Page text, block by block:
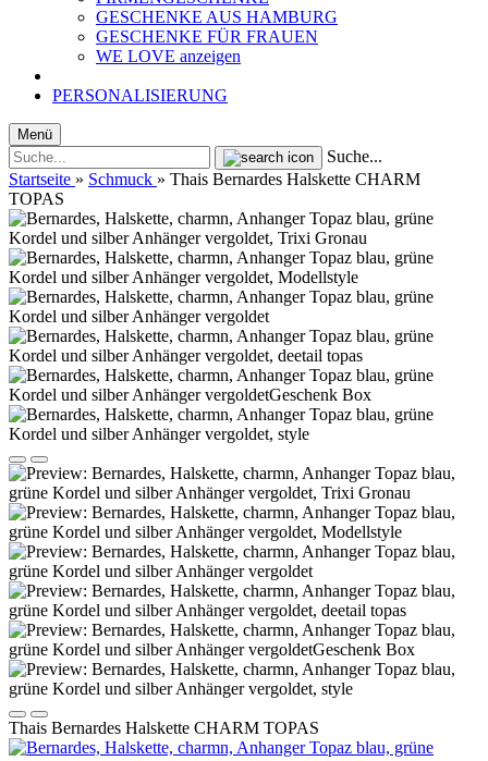
GESCHENKE AUS HAMBURG
GESCHENKE FÜR FRAUEN
WE LOVE anzeigen
PERSONALISIERUNG
Menü
Suche...
Startseite » Schmuck » Thais Bernardes Halskette CHARM
TOPAS
Thais Bernardes Halskette CHARM TOPAS